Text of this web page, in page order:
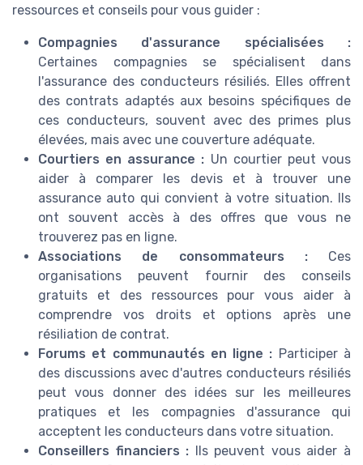
ressources et conseils pour vous guider :
Compagnies d'assurance spécialisées :
Certaines compagnies se spécialisent dans
l'assurance des conducteurs résiliés. Elles offrent
des contrats adaptés aux besoins spécifiques de
ces conducteurs, souvent avec des primes plus
élevées, mais avec une couverture adéquate.
Courtiers en assurance : Un courtier peut vous
aider à comparer les devis et à trouver une
assurance auto qui convient à votre situation. Ils
ont souvent accès à des offres que vous ne
trouverez pas en ligne.
Associations de consommateurs :Ces
organisations peuvent fournir des conseils
gratuits et des ressources pour vous aider à
comprendre vos droits et options après une
résiliation de contrat.
Forums et communautés en ligne : Participer à
des discussions avec d'autres conducteurs résiliés
peut vous donner des idées sur les meilleures
pratiques et les compagnies d'assurance qui
acceptent les conducteurs dans votre situation.
Conseillers financiers : Ils peuvent vous aider à